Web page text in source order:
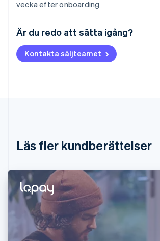
vecka efter onboarding
Är du redo att sätta igång?
Kontakta säljteamet
Läs fler kundberättelser
Belgien
NederlandsFrançaisDeutsch
Brasilien
PortuguêsEnglish
English
Finland
English Svenska
Frankrike
Français
Förenade Arabemiraten
English
Gibraltar